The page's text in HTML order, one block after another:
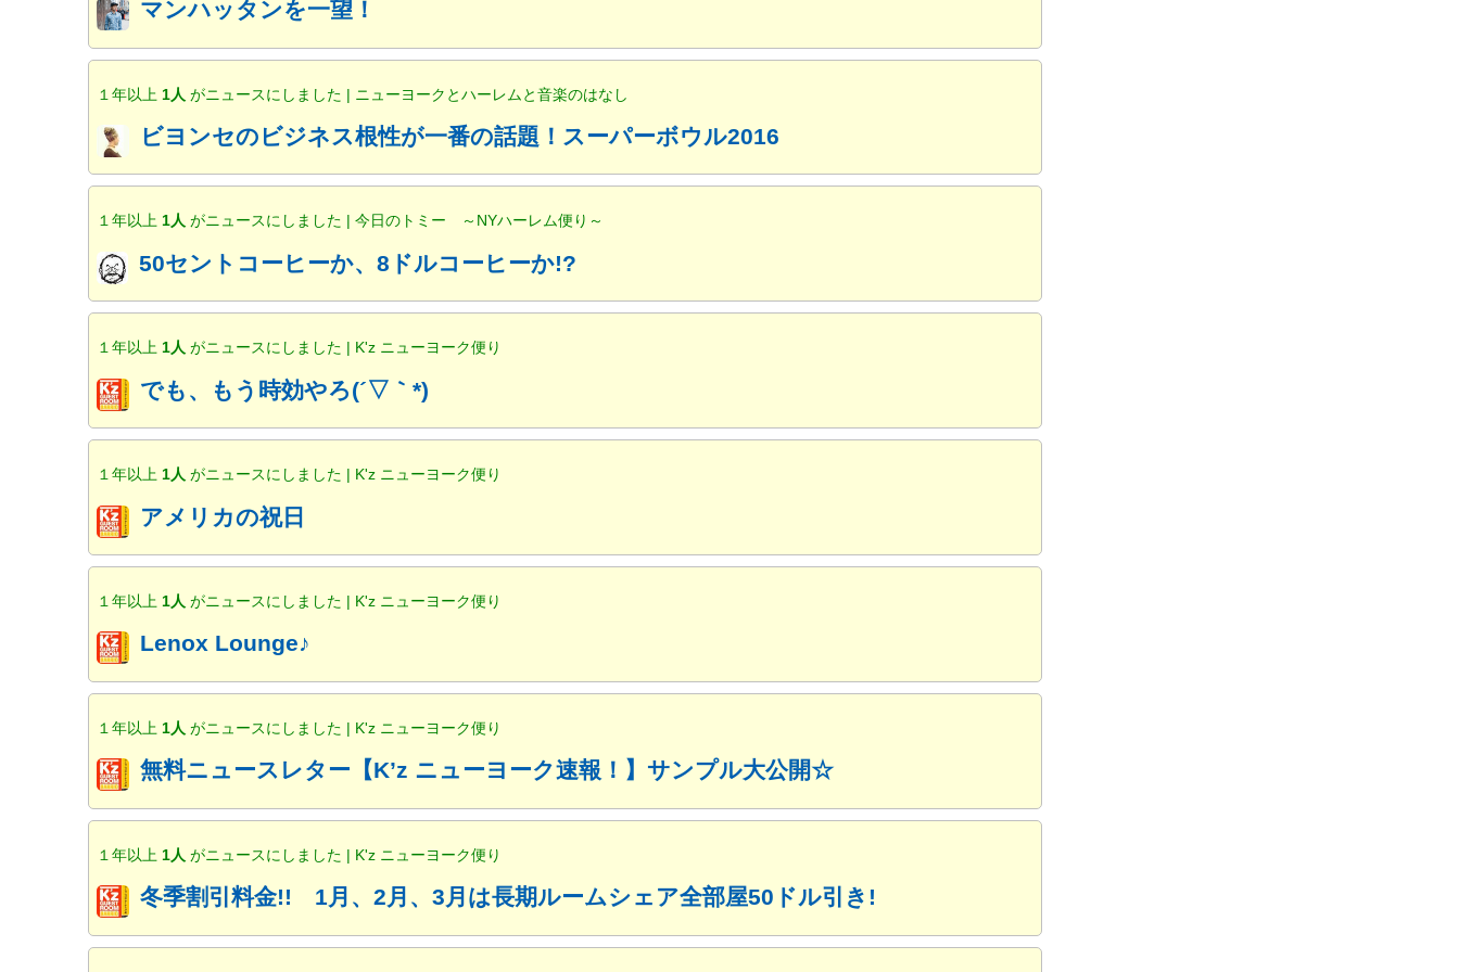
マンハッタンを一望！
１年以上 1人がニュースにしました | ニューヨークとハーレムと音楽のはなし
ビヨンセのビジネス根性が一番の話題！スーパーボウル2016
１年以上1人がニュースにしました | 今日のトミー ～NYハーレム便り～
50セントコーヒーか、8ドルコーヒーか!?
１年以上1人がニュースにしました | K'z ニューヨーク便り
でも、もう時効やろ(´▽｀*)
１年以上 1人がニュースにしました | K'z ニューヨーク便り
アメリカの祝日
１年以上 1人がニュースにしました | K'z ニューヨーク便り
Lenox Lounge♪
１年以上 1人がニュースにしました | K'z ニューヨーク便り
無料ニュースレター【K’z ニューヨーク速報！】サンプル大公開☆
１年以上 1人がニュースにしました | K'z ニューヨーク便り
冬季割引料金!! 1月、2月、3月は長期ルームシェア全部屋50ドル引き!